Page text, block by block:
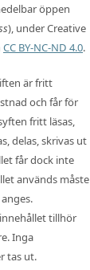
öppen
), under Creative
CC BY-NC-ND 4.0.
är fritt
och får för
fritt läsas,
delas, skrivas ut
får dock inte
används måste
tillhör
Inga
tas ut.